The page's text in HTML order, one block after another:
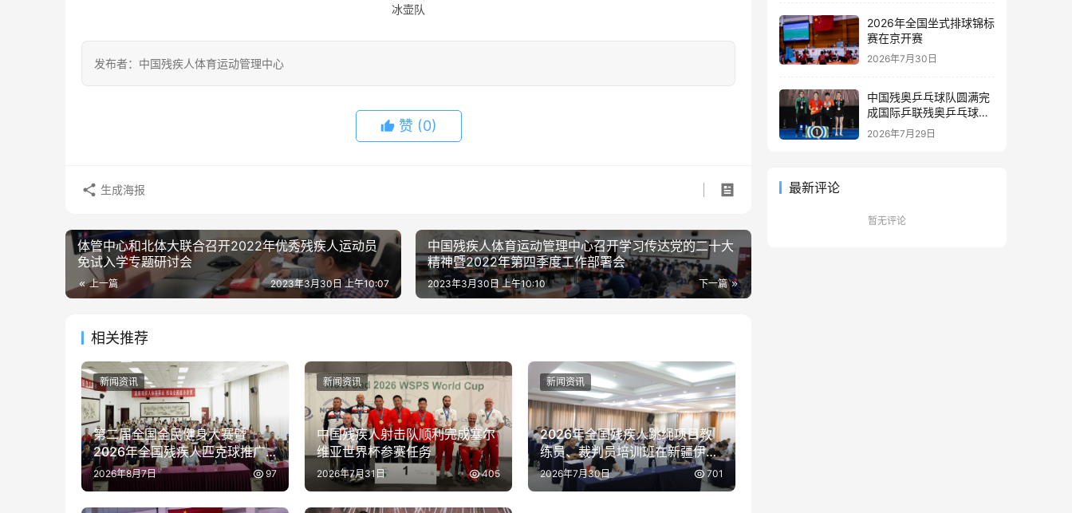
冰壶队
发布者：中国残疾人体育运动管理中心
赞 (0)
生成海报
体管中心和北体大联合召开2022年优秀残疾人运动员
免试入学专题研讨会
上一篇 2023年3月30日 上午10:07
中国残疾人体育运动管理中心召开学习传达党的二十大
精神暨2022年第四季度工作部署会
下一篇
2023年3月30日 上午10:10
相关推荐
第二届全国全民健身大赛暨
2026年全国残疾人匹克球推广
活动在京举办
2026年8月7日 97
新闻资讯
中国残疾人射击队顺利完成塞尔
维亚世界杯参赛任务
2026年7月31日 405
新闻资讯
2026年全国残疾人跳绳项目教
练员、裁判员培训班在新疆伊犁
开班
2026年7月30日 701
新闻资讯
2026年全国坐式排球锦标
赛在京开赛
2026年7月30日
中国残奥乒乓球队圆满完
成国际乒联残奥乒乓球新
星赛和精英赛泰国站参赛
2026年7月29日
最新评论
暂无评论